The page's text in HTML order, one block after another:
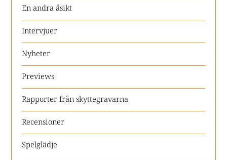
En andra åsikt
Intervjuer
Nyheter
Previews
Rapporter från skyttegravarna
Recensioner
Spelglädje